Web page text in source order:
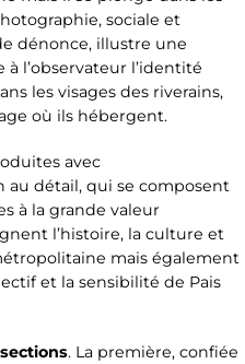
sociale et
dénonce, illustre une
l’observateur l’identité
les visages des riverains,
où ils hébergent.
avec
détail, qui se composent
à la grande valeur
l’histoire, la culture et
mais également
et la sensibilité de Pais
. La première, confiée